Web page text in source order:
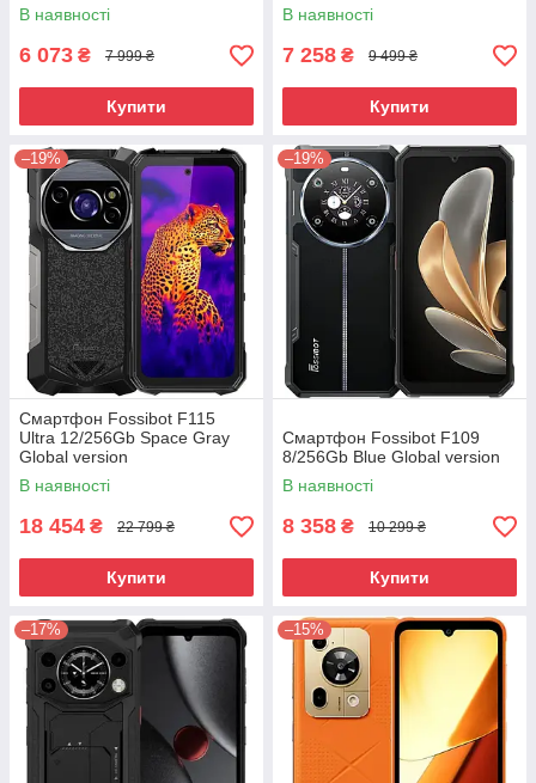
В наявності
6 073 ₴ 7 999 ₴
Купити
В наявності
7 258 ₴ 9 499 ₴
Купити
–19%
Смартфон Fossibot F115
Ultra 12/256Gb Space Gray
Global version
В наявності
18 454 ₴ 22 799 ₴
Купити
–19%
Смартфон Fossibot F109
8/256Gb Blue Global version
В наявності
8 358 ₴ 10 299 ₴
Купити
–17% –15%